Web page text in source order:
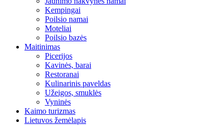
Kempingai
Poilsio namai
Moteliai
Poilsio bazės
Maitinimas
Picerijos
Kavinės, barai
Restoranai
Kulinarinis paveldas
Užeigos, smuklės
Vyninės
Kaimo turizmas
Lietuvos žemėlapis